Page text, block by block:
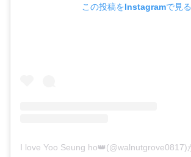
この投稿をInstagramで見る